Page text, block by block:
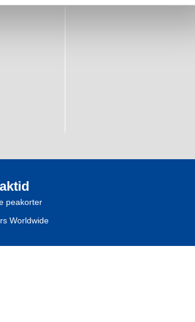
peakorter
Worldwide